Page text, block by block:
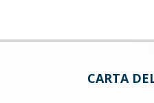
CARTA